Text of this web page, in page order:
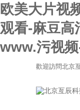
欧美大片视
观看-麻豆高
www.污视
歡迎訪問北京